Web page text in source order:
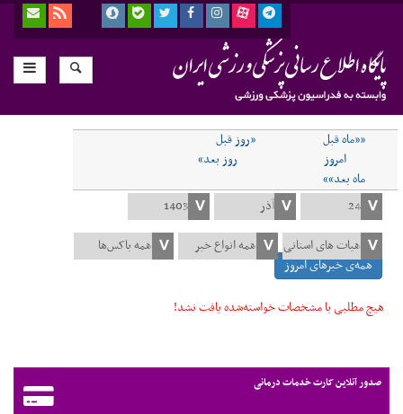
««ماه قبل
«روز قبل
امروز
روز بعد»
ماه بعد»»
همه‌ی خبرهای امروز
هیچ مطلبی با مشخصات خواسته‌شده یافت نشد!
صدور آنلاین کارت خدمات درمانی